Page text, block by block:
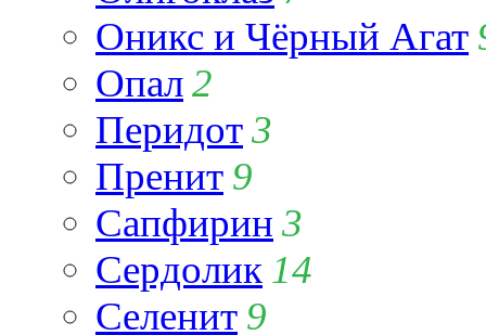
Оникс и Чёрный Агат
Опал2
Перидот3
Пренит 9
Сапфирин 3
Сердолик 14
Селенит 9